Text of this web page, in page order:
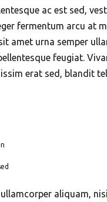
ac est sed,
fermentum arcu at
amet urna semper
feugiat.
erat sed, blandit
aliquam,